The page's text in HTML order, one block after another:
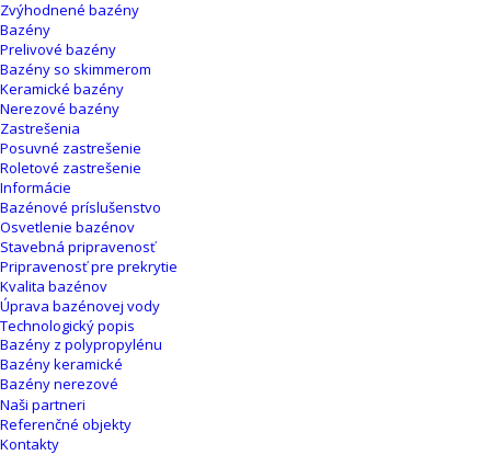
Zvýhodnené bazény
Bazény
Prelivové bazény
Bazény so skimmerom
Keramické bazény
Nerezové bazény
Zastrešenia
Posuvné zastrešenie
Roletové zastrešenie
Informácie
Bazénové príslušenstvo
Osvetlenie bazénov
Stavebná pripravenosť
Pripravenosť pre prekrytie
Kvalita bazénov
Úprava bazénovej vody
Technologický popis
Bazény z polypropylénu
Bazény keramické
Bazény nerezové
Naši partneri
Referenčné objekty
Kontakty